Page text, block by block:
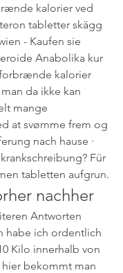
kalorier ved
tabletter skägg
- Kaufen sie
Anabolika kur
kalorier
da ikke kan
mange
at svømme frem og
nach hause ·
Für
nachher
habe ich ordentlich
Kilo innerhalb von
hier bekommt man